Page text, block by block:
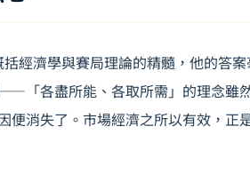
經濟學與賽局理論的精髓，他的
「各盡所能、各取所需」的理念雖
便消失了。市場經濟之所以有效，正